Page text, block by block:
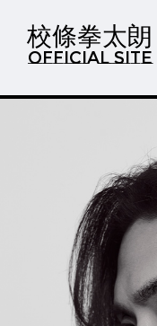
校條拳太朗
OFFICIAL SITE